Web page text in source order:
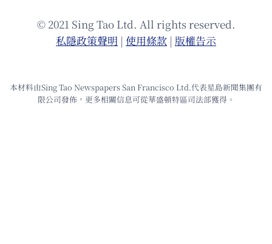
© 2021 Sing Tao Ltd. All rights reserved.
私隱政策聲明 | 使⽤條款 | 版權告⽰
本材料由Sing Tao Newspapers San Francisco Ltd.代表星島新聞集團有
限公司發佈，更多相關信息可從華盛頓特區司法部獲得。